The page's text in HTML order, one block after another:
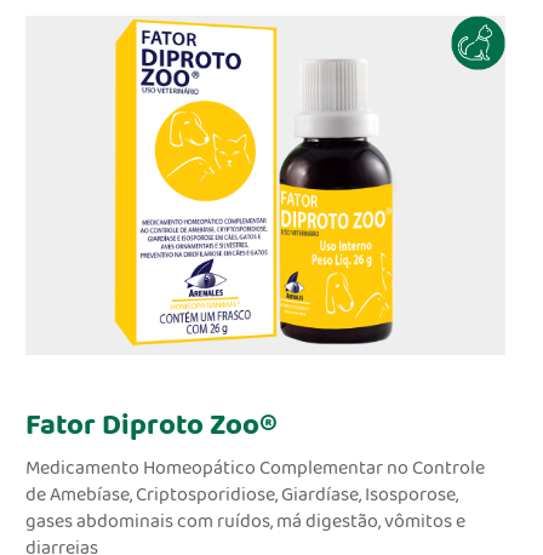
Fator Diproto Zoo®
Medicamento Homeopático Complementar no Controle
de Amebíase, Criptosporidiose, Giardíase, Isosporose,
gases abdominais com ruídos, má digestão, vômitos e
diarreias